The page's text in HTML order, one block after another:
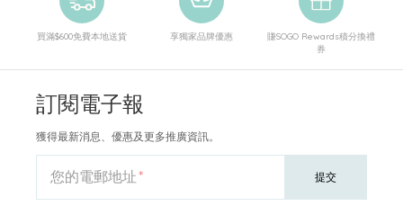
買滿$600免費本地送貨 享獨家品牌優惠
賺SOGO Rewards積分換禮
券
訂閱電子報
獲得最新消息、優惠及更多推廣資訊。
您的電郵地址 提交